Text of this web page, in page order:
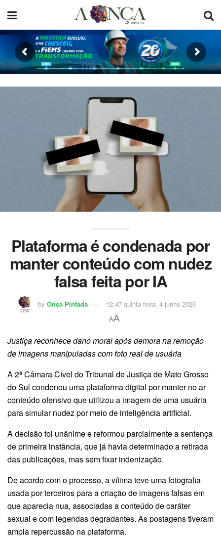
Plataforma é condenada por
manter conteúdo com nudez
falsa feita por IA
by Onça Pintada 12:47 quinta-feira, 4 junho 2026
AA
Justiça reconhece dano moral após demora na remoção
de imagens manipuladas com foto real de usuária
A 2ª Câmara Cível do Tribunal de Justiça de Mato Grosso
do Sul condenou uma plataforma digital por manter no ar
conteúdo ofensivo que utilizou a imagem de uma usuária
para simular nudez por meio de inteligência artificial.
A decisão foi unânime e reformou parcialmente a sentença
de primeira instância, que já havia determinado a retirada
das publicações, mas sem fixar indenização.
De acordo com o processo, a vítima teve uma fotografia
usada por terceiros para a criação de imagens falsas em
que aparecia nua, associadas a conteúdo de caráter
sexual e com legendas degradantes. As postagens tiveram
ampla repercussão na plataforma.